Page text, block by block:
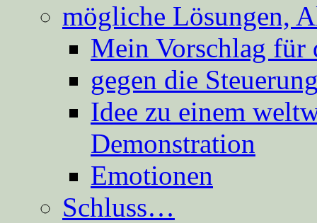
mögliche Lösungen,
Mein Vorschlag für
gegen die
Idee zu einem
Demonstration
Emotionen
Schluss…